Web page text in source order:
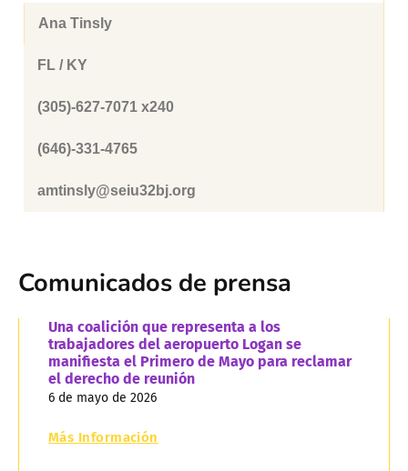
Ana Tinsly
FL / KY
(305)-627-7071 x240
(646)-331-4765
amtinsly@seiu32bj.org
Comunicados de prensa
Una coalición que representa a los
trabajadores del aeropuerto Logan se
manifiesta el Primero de Mayo para reclamar
el derecho de reunión
6 de mayo de 2026
Más Información